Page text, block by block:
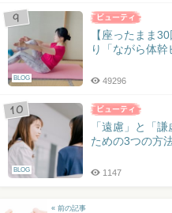
BLOG
【座ったまま
り「ながら体幹
49296
BLOG
「遠慮」と「
ための3つの方
1147
« 前の記事